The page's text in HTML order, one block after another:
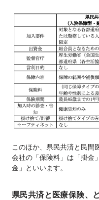
このほか、県民共済と民間
会社の「保険料」は「掛金
金」といいます。
県民共済と医療保険、